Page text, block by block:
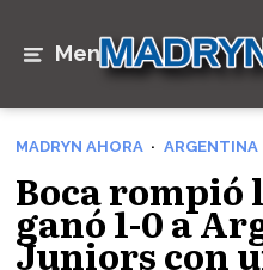
Menú
MADRYN AHORA ARGENTINA
Boca rompió
ganó 1-0 a
Juniors con